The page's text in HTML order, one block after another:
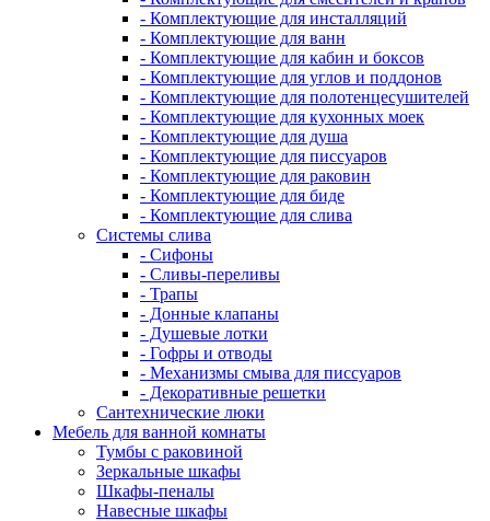
- Комплектующие для инсталляций
- Комплектующие для ванн
- Комплектующие для кабин и боксов
- Комплектующие для углов и поддонов
- Комплектующие для полотенцесушителей
- Комплектующие для кухонных моек
- Комплектующие для душа
- Комплектующие для писсуаров
- Комплектующие для раковин
- Комплектующие для биде
- Комплектующие для слива
Системы слива
- Сифоны
- Сливы-переливы
- Трапы
- Донные клапаны
- Душевые лотки
- Гофры и отводы
- Механизмы смыва для писсуаров
- Декоративные решетки
Сантехнические люки
Мебель для ванной комнаты
Тумбы с раковиной
Зеркальные шкафы
Шкафы-пеналы
Навесные шкафы